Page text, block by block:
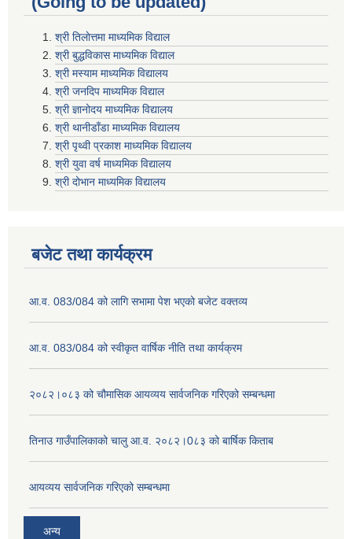
श्री तिलाेत्तमा माध्यमिक विद्याल
श्री बुद्धविकास माध्यमिक विद्याल
श्री मस्याम माध्यमिक विद्यालय
श्री जनदिप माध्यमिक विद्याल
श्री ज्ञानोदय माध्यमिक विद्यालय
श्री थानीडाँडा माध्यमिक विद्यालय
श्री पृथ्वी प्रकाश माध्यमिक विद्यालय
श्री युवा वर्ष माध्यमिक विद्यालय
श्री दोभान माध्यमिक विद्यालय
बजेट तथा कार्यक्रम
आ.व. 083/084 को लागि सभामा पेश भएको बजेट वक्तव्य
आ.व. 083/084 को स्वीकृत वार्षिक नीति तथा कार्यक्रम
२०८२।०८३ को चौमासिक आयव्यय सार्वजनिक गरिएको सम्बन्धमा
तिनाउ गाउँपालिकाको चालु आ.व. २०८२।0८३ को बार्षिक किताब
आयव्यय सार्वजनिक गरिएको सम्बन्धमा
अन्य